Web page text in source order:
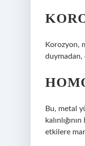
Korozyon,
duymadan,
Bu, metal
etkilere